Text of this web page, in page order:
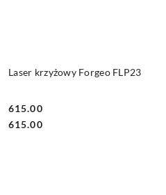
Laser krzyżowy Forgeo FLP23
Cena:
615.00
Cena:
615.00